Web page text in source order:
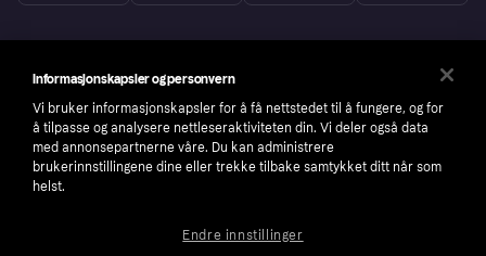
Informasjonskapsler og personvern
Vi bruker informasjonskapsler for å få nettstedet til å fungere, og for
å tilpasse og analysere nettleseraktiviteten din. Vi deler også data
med annonsepartnerne våre. Du kan administrere
brukerinnstillingene dine eller trekke tilbake samtykket ditt når som
helst.
Endre innstillinger